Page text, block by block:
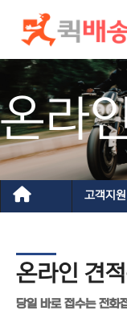
건너뛰기
온라
고객지원
온라인 견
당일 바로 접수는 전화